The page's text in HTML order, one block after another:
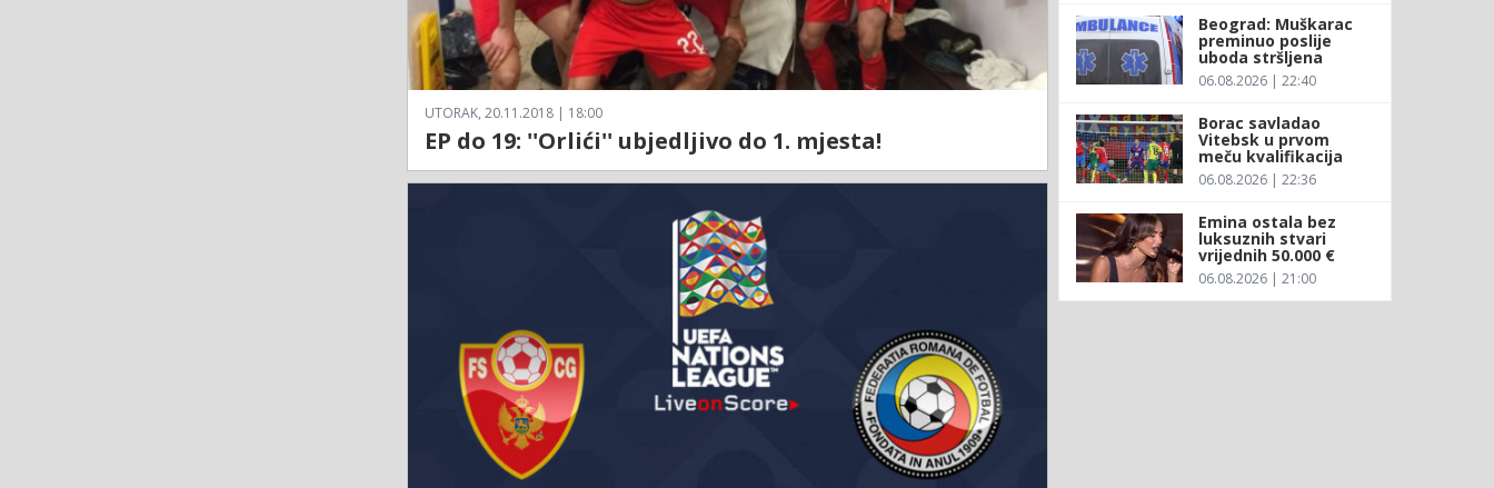
UTORAK, 20.11.2018 | 18:00
EP do 19: ''Orlići'' ubjedljivo do 1. mjesta!
Beograd: Muškarac
preminuo poslije
uboda stršljena
06.08.2026 | 22:40
Borac savladao
Vitebsk u prvom
meču kvalifikacija
06.08.2026 | 22:36
Emina ostala bez
luksuznih stvari
vrijednih 50.000 €
06.08.2026 | 21:00